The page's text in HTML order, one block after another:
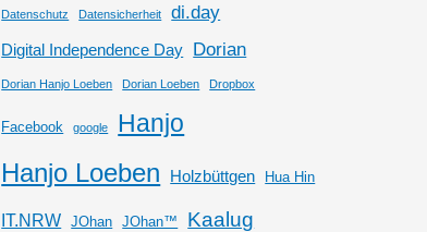
Datenschutz Datensicherheit di.day
Digital Independence Day Dorian
Dorian Hanjo Loeben Dorian Loeben Dropbox
Facebook google
Hanjo
Hanjo Loeben
Holzbüttgen Hua Hin
IT.NRW JOhan JOhan™ Kaalug